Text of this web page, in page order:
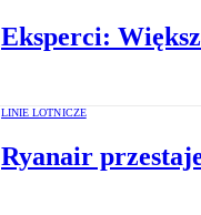
Eksperci:
LINIE LOTNICZE
Ryanair